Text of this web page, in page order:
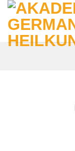
Zum
Inhalt
springen